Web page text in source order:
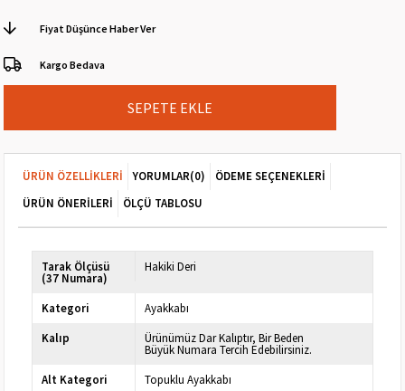
Fiyat Düşünce Haber Ver
Kargo Bedava
ÜRÜN ÖZELLIKLERI YORUMLAR(0)
ÖDEME SEÇENEKLERI
ÜRÜN ÖNERILERI
ÖLÇÜ TABLOSU
Tarak Ölçüsü
(37 Numara)
Hakiki Deri
Kategori
Ayakkabı
Kalıp
Ürünümüz Dar Kalıptır, Bir Beden
Büyük Numara Tercih Edebilirsiniz.
Alt Kategori
Topuklu Ayakkabı